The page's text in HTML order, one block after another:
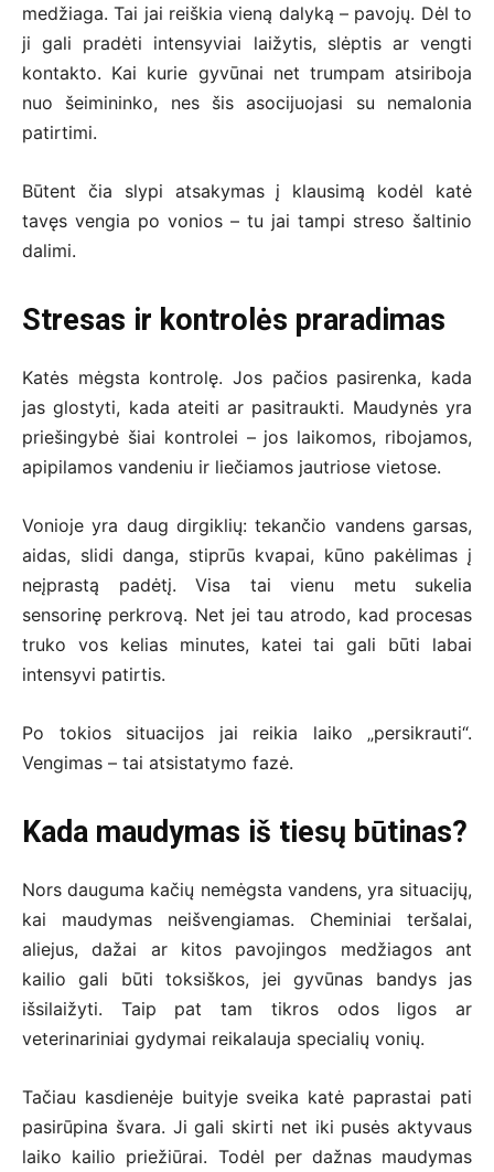
medžiaga. Tai jai reiškia vieną dalyką – pavojų. Dėl to
ji gali pradėti intensyviai laižytis, slėptis ar vengti
kontakto. Kai kurie gyvūnai net trumpam atsiriboja
nuo šeimininko, nes šis asocijuojasi su nemalonia
patirtimi.
Būtent čia slypi atsakymas į klausimą kodėl katė
tavęs vengia po vonios – tu jai tampi streso šaltinio
dalimi.
Stresas ir kontrolės praradimas
Katės mėgsta kontrolę. Jos pačios pasirenka, kada
jas glostyti, kada ateiti ar pasitraukti. Maudynės yra
priešingybė šiai kontrolei – jos laikomos, ribojamos,
apipilamos vandeniu ir liečiamos jautriose vietose.
Vonioje yra daug dirgiklių: tekančio vandens garsas,
aidas, slidi danga, stiprūs kvapai, kūno pakėlimas į
neįprastą padėtį. Visa tai vienu metu sukelia
sensorinę perkrovą. Net jei tau atrodo, kad procesas
truko vos kelias minutes, katei tai gali būti labai
intensyvi patirtis.
Po tokios situacijos jai reikia laiko „persikrauti“.
Vengimas – tai atsistatymo fazė.
Kada maudymas iš tiesų būtinas?
Nors dauguma kačių nemėgsta vandens, yra situacijų,
kai maudymas neišvengiamas. Cheminiai teršalai,
aliejus, dažai ar kitos pavojingos medžiagos ant
kailio gali būti toksiškos, jei gyvūnas bandys jas
išsilaižyti. Taip pat tam tikros odos ligos ar
veterinariniai gydymai reikalauja specialių vonių.
Tačiau kasdienėje buityje sveika katė paprastai pati
pasirūpina švara. Ji gali skirti net iki pusės aktyvaus
laiko kailio priežiūrai. Todėl per dažnas maudymas